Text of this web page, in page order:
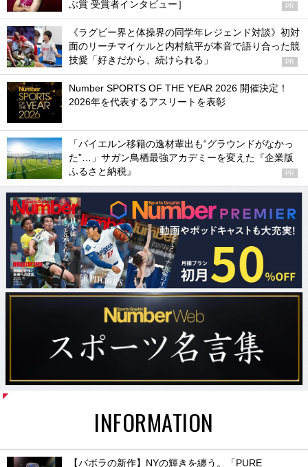
ぶ賞 受賞者インタビュー］
PR
《ラグビー界と体操界の同学年レジェンド対談》初対
面のリーチマイケルと内村航平が本音で語り合った競
技愛「好きだから、続けられる」
PR
Number SPORTS OF THE YEAR 2026 開催決定！
2026年を代表するアスリートを表彰
「バイエルン移籍の逸材輩出も“グラウンドがなかっ
た”…」サガン鳥栖最強アカデミーを変えた『企業版
ふるさと納税』
PR
INFORMATION
【バボラの新作】NYの輝きを纏う。「PURE